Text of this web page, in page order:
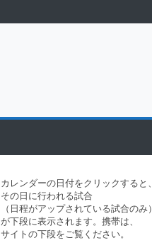
カレンダーの日付をクリックすると、
その日に行われる試合
（日程がアップされている試合のみ）
が下段に表示されます。携帯は、
サイトの下段をご覧ください。